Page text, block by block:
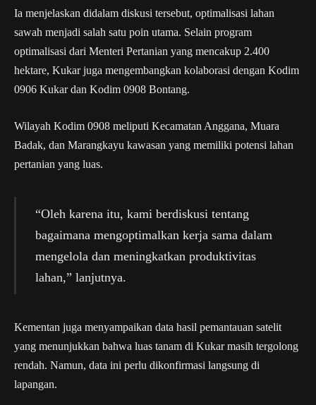
Ia menjelaskan didalam diskusi tersebut, optimalisasi lahan
sawah menjadi salah satu poin utama. Selain program
optimalisasi dari Menteri Pertanian yang mencakup 2.400
hektare, Kukar juga mengembangkan kolaborasi dengan Kodim
0906 Kukar dan Kodim 0908 Bontang.
Wilayah Kodim 0908 meliputi Kecamatan Anggana, Muara
Badak, dan Marangkayu kawasan yang memiliki potensi lahan
pertanian yang luas.
“Oleh karena itu, kami berdiskusi tentang
bagaimana mengoptimalkan kerja sama dalam
mengelola dan meningkatkan produktivitas
lahan,” lanjutnya.
Kementan juga menyampaikan data hasil pemantauan satelit
yang menunjukkan bahwa luas tanam di Kukar masih tergolong
rendah. Namun, data ini perlu dikonfirmasi langsung di
lapangan.